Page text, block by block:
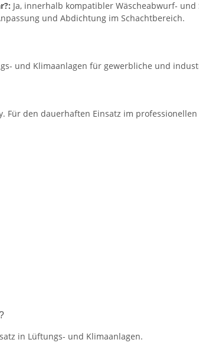
Ja, innerhalb kompatibler Wäscheabwurf- und
und Abdichtung im Schachtbereich.
und Klimaanlagen für gewerbliche und
Für den dauerhaften Einsatz im
in Lüftungs- und Klimaanlagen.